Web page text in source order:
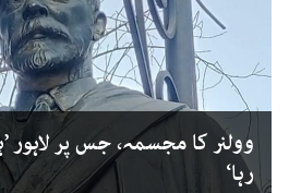
وولنر کا مجسمہ، جس پر لاہور
رہا‘